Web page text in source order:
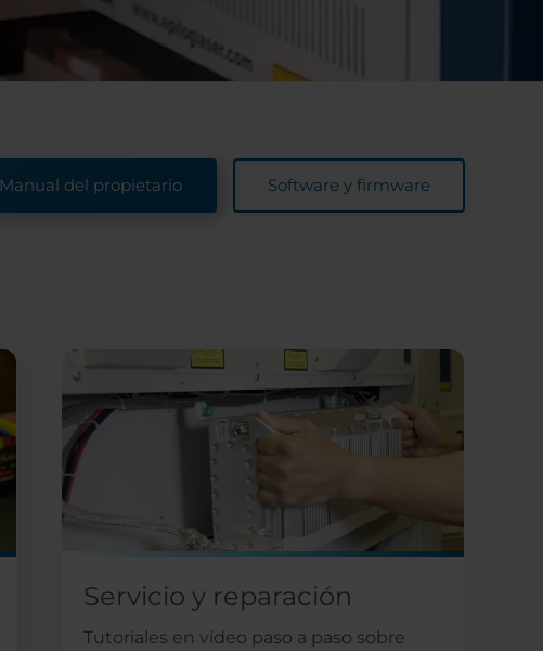
Manual del propietario Software y firmware
Servicio y reparación
Tutoriales en vídeo paso a paso sobre